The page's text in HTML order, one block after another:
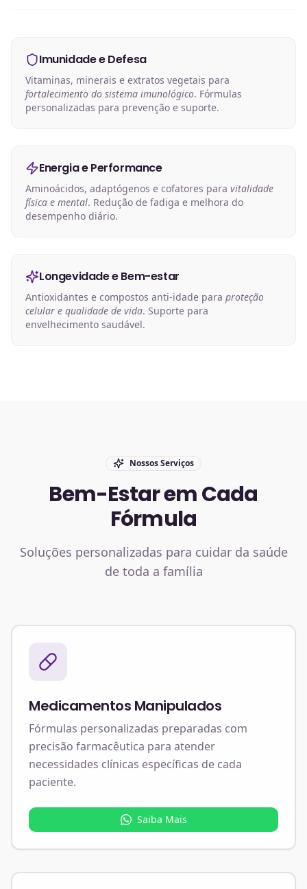
Imunidade e Defesa
Vitaminas, minerais e extratos vegetais para
fortalecimento do sistema imunológico. Fórmulas
personalizadas para prevenção e suporte.
Energia e Performance
Aminoácidos, adaptógenos e cofatores para vitalidade
física e mental. Redução de fadiga e melhora do
desempenho diário.
Longevidade e Bem-estar
Antioxidantes e compostos anti-idade para proteção
celular e qualidade de vida. Suporte para
envelhecimento saudável.
Nossos Serviços
Bem-Estar em Cada
Fórmula
Soluções personalizadas para cuidar da saúde
de toda a família
Medicamentos Manipulados
Fórmulas personalizadas preparadas com
precisão farmacêutica para atender
necessidades clínicas específicas de cada
paciente.
Saiba Mais